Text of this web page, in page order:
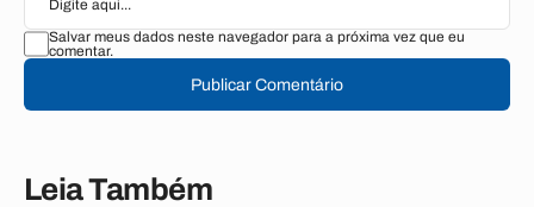
Salvar meus dados neste navegador para a próxima vez que eu
comentar.
Publicar Comentário
Leia Também